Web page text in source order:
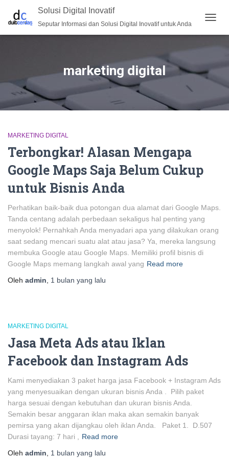
Solusi Digital Inovatif
Seputar Informasi dan Solusi Digital Inovatif untuk Anda
marketing digital
MARKETING DIGITAL
Terbongkar! Alasan Mengapa
Google Maps Saja Belum Cukup
untuk Bisnis Anda
Perhatikan baik-baik dua potongan dua alamat dari Google Maps.
Tanda centang adalah perbedaan sekaligus hal penting yang
menyolok! Pernahkah Anda menyadari apa yang dilakukan orang
saat sedang mencari suatu alat atau jasa? Ya, mereka langsung
membuka Google atau Google Maps. Memiliki profil bisnis di
Google Maps memang langkah awal yang Read more
Oleh admin 1 bulan yang lalu
MARKETING DIGITAL
Jasa Meta Ads atau Iklan
Facebook dan Instagram Ads
Kami menyediakan 3 paket harga jasa Facebook + Instagram Ads
yang menyesuaikan dengan ukuran bisnis Anda . Pilih paket
harga sesuai dengan kebutuhan dan ukuran bisnis Anda.
Semakin besar anggaran iklan maka akan semakin banyak
pemirsa yang akan dijangkau oleh iklan Anda. Paket 1. D.507
Durasi tayang: 7 hari ,
Read more
Oleh admin 1 bulan yang lalu